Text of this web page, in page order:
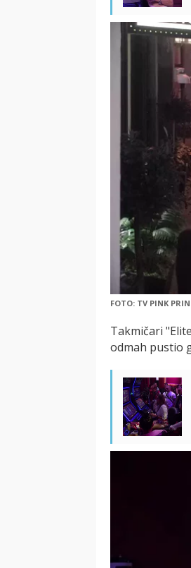
FOTO: TV PINK
Takmičari
odmah pustio